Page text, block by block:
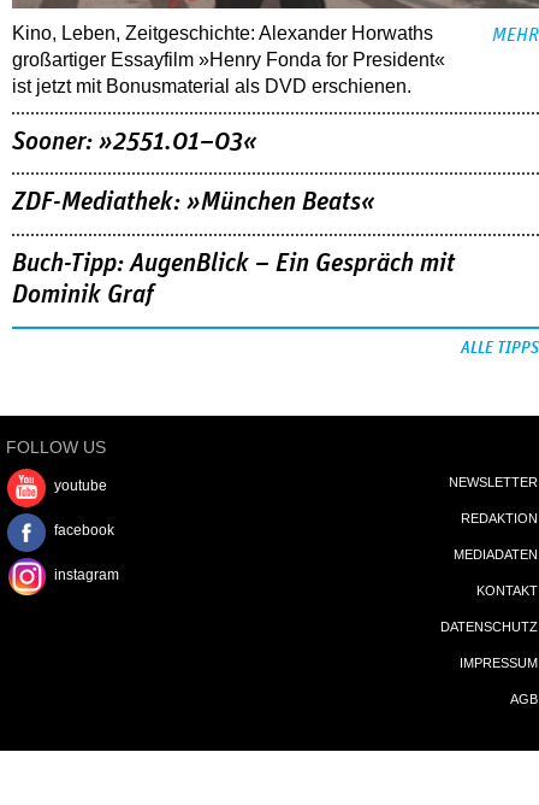
Kino, Leben, Zeitgeschichte: Alexander Horwaths
großartiger Essayfilm »Henry Fonda for President«
ist jetzt mit Bonusmaterial als DVD erschienen.
MEHR
Sooner: »2551.01–03«
ZDF-Mediathek: »München Beats«
Buch-Tipp: AugenBlick – Ein Gespräch mit
Dominik Graf
ALLE TIPPS
FOLLOW US
youtube
facebook
instagram
NEWSLETTER
REDAKTION
MEDIADATEN
KONTAKT
DATENSCHUTZ
IMPRESSUM
AGB